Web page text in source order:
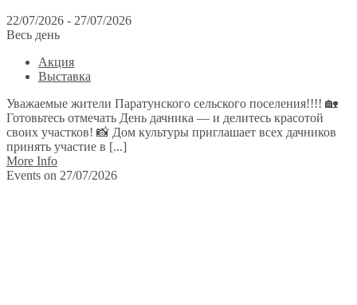
22/07/2026 - 27/07/2026
Весь день
Акция
Выставка
Уважаемые жители Паратунского сельского поселения!!!! 🏡
Готовьтесь отмечать День дачника — и делитесь красотой
своих участков! 📸 Дом культуры приглашает всех дачников
принять участие в [...]
More Info
Events on 27/07/2026